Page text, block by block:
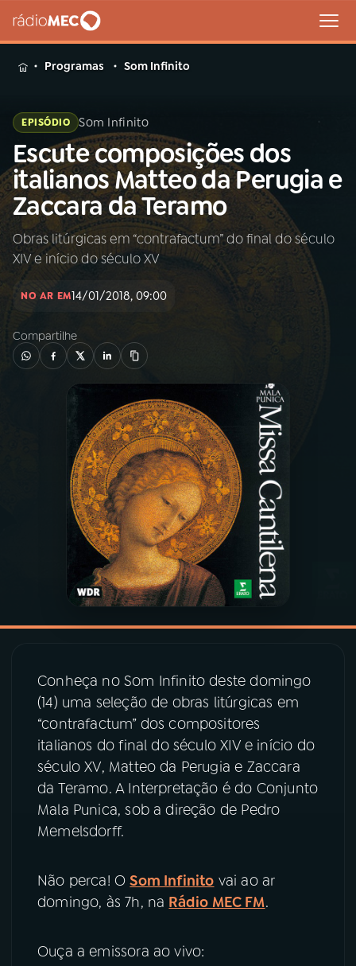
MENU
Buscar
na
Rádio
MEC
Buscar
Início AO VIVO
INÍCIO
02A RÁDIO
PROGRAMAÇÃO
PROGRAMAS
PODCASTS
VIDEOCASTS
ÚLTIMAS
ACOMPANHE A RÁDIO MEC
YouTube Facebook
Instagram X
TikTok
Programas Som Infinito
EPISÓDIO Som Infinito
Escute composições dos
italianos Matteo da Perugia e
Zaccara da Teramo
Obras litúrgicas em “contrafactum” do final do século
XIV e início do século XV
NO AR EM14/01/2018, 09:00
Compartilhe
Conheça no Som Infinito deste domingo
(14) uma seleção de obras litúrgicas em
“contrafactum” dos compositores
italianos do final do século XIV e início do
século XV, Matteo da Perugia e Zaccara
da Teramo. A Interpretação é do Conjunto
Mala Punica, sob a direção de Pedro
Memelsdorff.
Não perca! OSom Infinito vai ao ar
domingo, às 7h, na Rádio MEC FM.
Ouça a emissora ao vivo: